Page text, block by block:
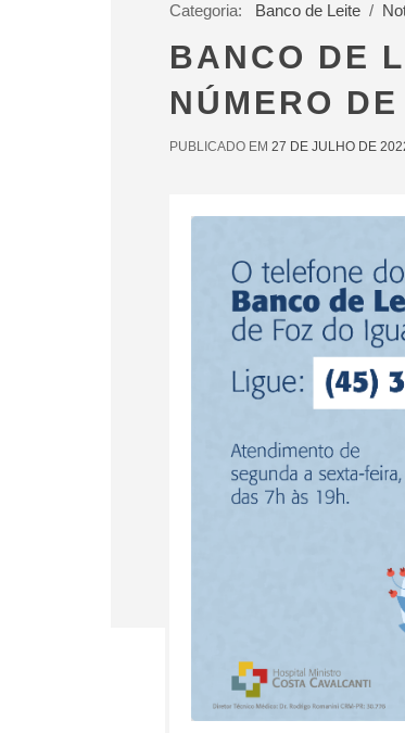
Categoria: Banco de Leite /
BANCO DE
NÚMERO
PUBLICADO EM 27 DE JULHO DE